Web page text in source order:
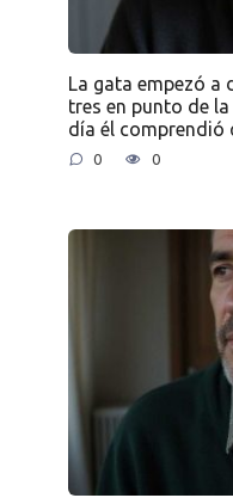
La gata empezó a
tres en punto de
día él
0 0